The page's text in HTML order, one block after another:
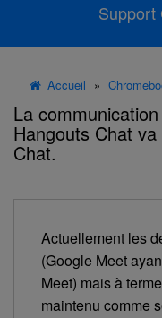
Support
Accueil »
La
Hangouts Chat
Chat.
Actuellement les
(Google Meet
Meet) mais à
maintenu comme